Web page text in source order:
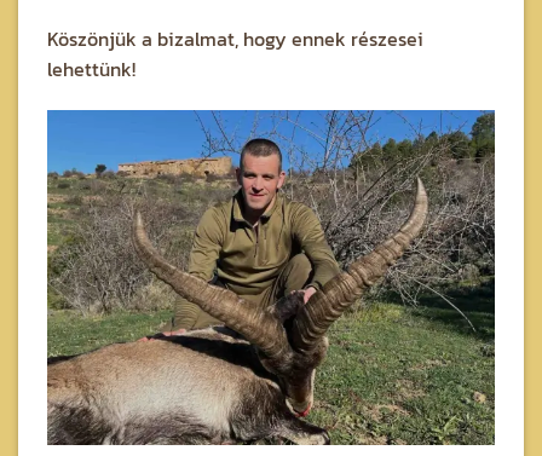
Köszönjük a bizalmat, hogy ennek részesei
lehettünk!